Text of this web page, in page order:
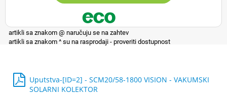
Uputstva-[ID=2] - SCM20/58-1800 VISION - VAKUMSKI
SOLARNI KOLEKTOR